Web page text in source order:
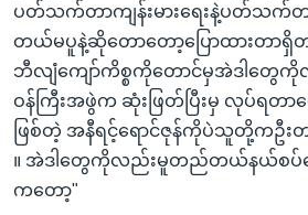
ပတ်သက်တာကျန်းမားရေးနဲ့ပတ်သက်
တယ်မပူနဲ့ဆိုတောတော့ပြောထားတာရှိ
ဘီလျံကျော်ကိစ္စကိုတောင်မှအဲဒါတွေ
ဝန်ကြီးအဖွဲက ဆုံးဖြတ်ပြီးမှ လုပ်ရတာလ
ဖြစ်တဲ့ အနီရင့်ရောင်ဇုန်ကိုပဲသူတို့ကဦးတ
။ အဲဒါတွေကိုလည်းမူတည်တယ်နယ်စပ်တွ
ကတော့"